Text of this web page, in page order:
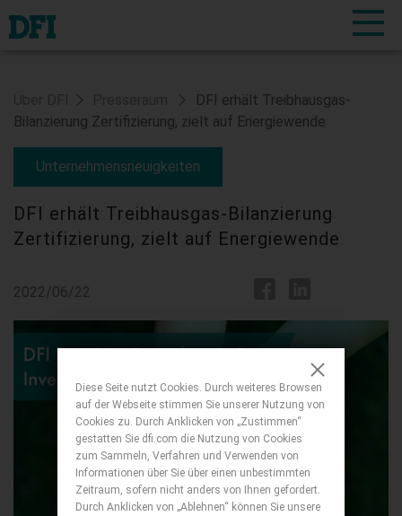
DFI erhält Treibhausgas-
Bilanzierung Zertifizierung, zielt auf Energiewende
Unternehmensneuigkeiten
DFI erhält Treibhausgas-Bilanzierung
Zertifizierung, zielt auf Energiewende
2022/06/22
Diese Seite nutzt Cookies. Durch weiteres Browsen
auf der Webseite stimmen Sie unserer Nutzung von
Cookies zu. Durch Anklicken von „Zustimmen“
gestatten Sie dfi.com die Nutzung von Cookies
zum Sammeln, Verfahren und Verwenden von
Informationen über Sie über einen unbestimmten
Zeitraum, sofern nicht anders von Ihnen gefordert.
Durch Anklicken von „Ablehnen“ können Sie unsere